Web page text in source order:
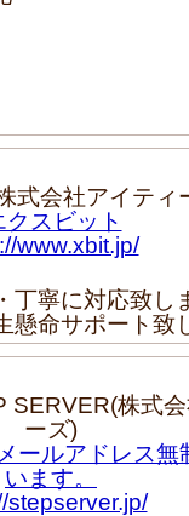
式会社アイティ
クスビット
www.xbit.jp/
寧に対応致し
懸命サポート致
SERVER(株式
ーズ)
ールアドレス無
います。
stepserver.jp/